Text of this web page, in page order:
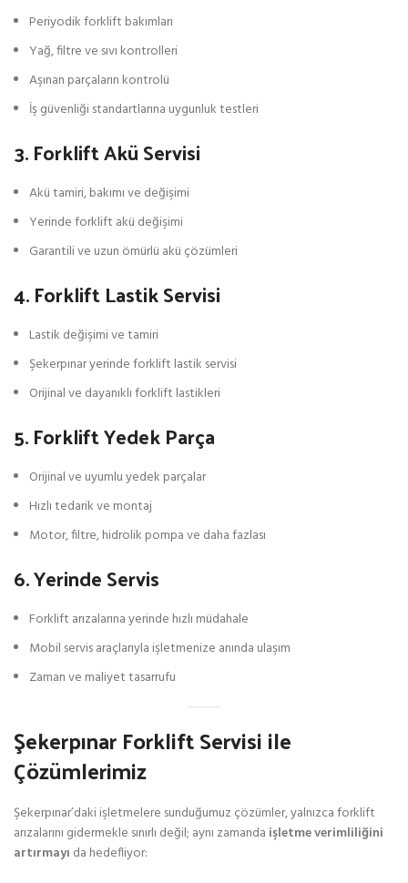
Periyodik forklift bakımları
Yağ, filtre ve sıvı kontrolleri
Aşınan parçaların kontrolü
İş güvenliği standartlarına uygunluk testleri
3. Forklift Akü Servisi
Akü tamiri, bakımı ve değişimi
Yerinde forklift akü değişimi
Garantili ve uzun ömürlü akü çözümleri
4. Forklift Lastik Servisi
Lastik değişimi ve tamiri
Şekerpınar yerinde forklift lastik servisi
Orijinal ve dayanıklı forklift lastikleri
5. Forklift Yedek Parça
Orijinal ve uyumlu yedek parçalar
Hızlı tedarik ve montaj
Motor, filtre, hidrolik pompa ve daha fazlası
6. Yerinde Servis
Forklift arızalarına yerinde hızlı müdahale
Mobil servis araçlarıyla işletmenize anında ulaşım
Zaman ve maliyet tasarrufu
Şekerpınar Forklift Servisi ile
Çözümlerimiz
Şekerpınar’daki işletmelere sunduğumuz çözümler, yalnızca forklift
arızalarını gidermekle sınırlı değil; aynı zamanda işletme verimliliğini
artırmayı da hedefliyor: